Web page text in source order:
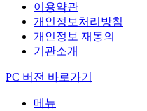
이용약관
개인정보처리방침
개인정보 재동의
기관소개
PC 버전 바로가기
메뉴